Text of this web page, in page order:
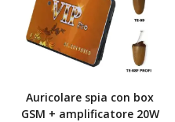
Auricolare spia con box
GSM + amplificatore 20W